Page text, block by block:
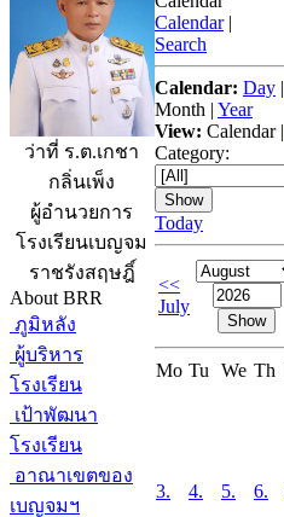
ว่าที่ ร.ต.เกชา
กลิ่นเพ็ง
ผู้อำนวยการ
โรงเรียนเบญจม
ราชรังสฤษฎิ์
About BRR
ภูมิหลัง
ผู้บริหาร
โรงเรียน
เป้าพัฒนา
โรงเรียน
อาณาเขตของ
เบญจมฯ
Calendar |
Search
Calendar: Day |
Month | Year
View: Calendar|
Category:
Today
<<
July
Mo Tu We Th
3. 4. 5. 6.